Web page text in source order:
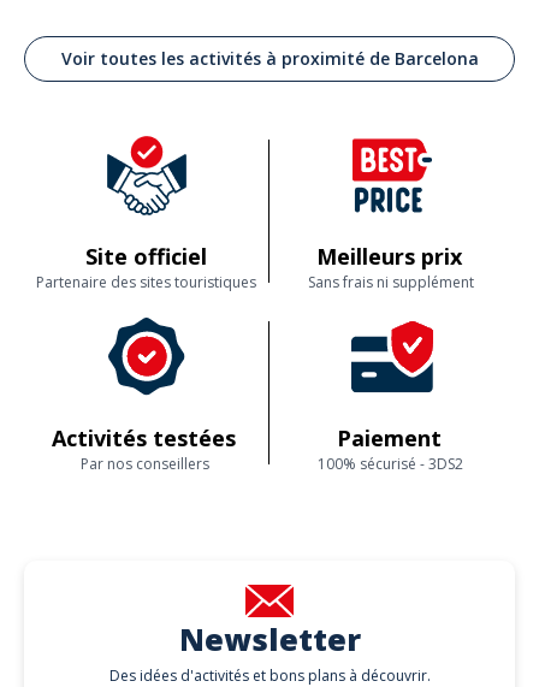
Voir toutes les activités à proximité de Barcelona
Site officiel
Partenaire des sites touristiques
Meilleurs prix
Sans frais ni supplément
Activités testées
Par nos conseillers
Paiement
100% sécurisé - 3DS2
Newsletter
Des idées d'activités et bons plans à découvrir.